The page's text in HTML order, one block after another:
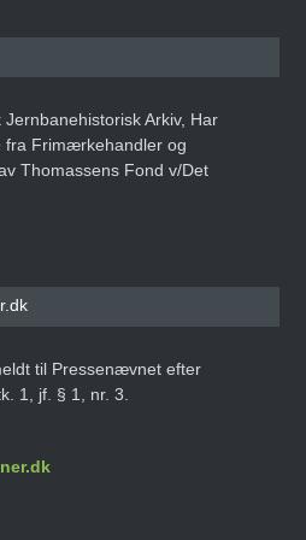
Arkiv, Har
fra Frimærkehandler og
Thomassens Fond v/Det
til Pressenævnet efter
1, jf. § 1, nr. 3.